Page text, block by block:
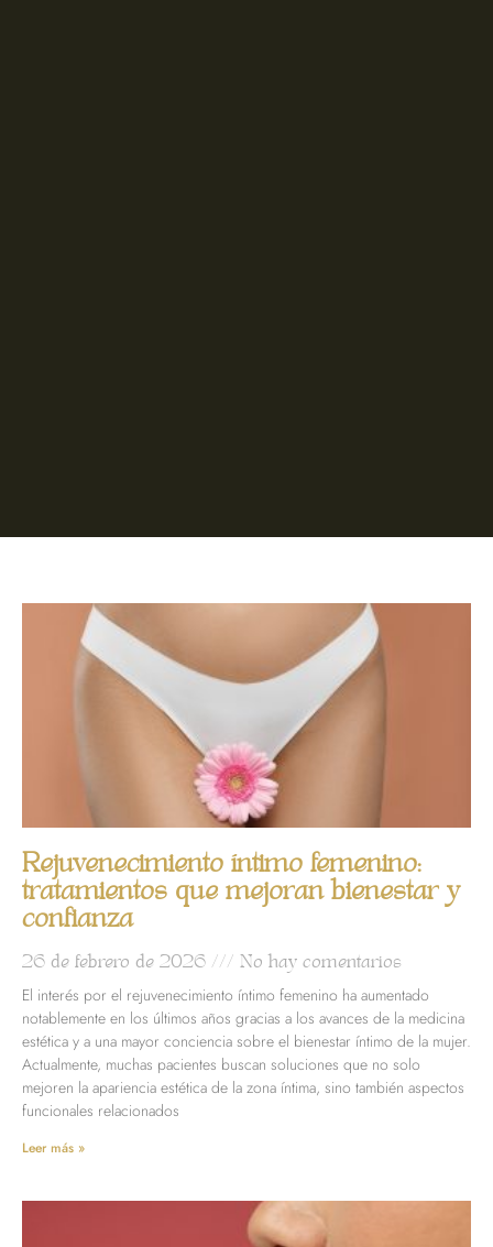
Rejuvenecimiento íntimo femenino:
tratamientos que mejoran bienestar y
confianza
26 de febrero de 2026 No hay comentarios
El interés por el rejuvenecimiento íntimo femenino ha aumentado
notablemente en los últimos años gracias a los avances de la medicina
estética y a una mayor conciencia sobre el bienestar íntimo de la mujer.
Actualmente, muchas pacientes buscan soluciones que no solo
mejoren la apariencia estética de la zona íntima, sino también aspectos
funcionales relacionados
Leer más »
Página
PáginaPáginaPáginaPágina